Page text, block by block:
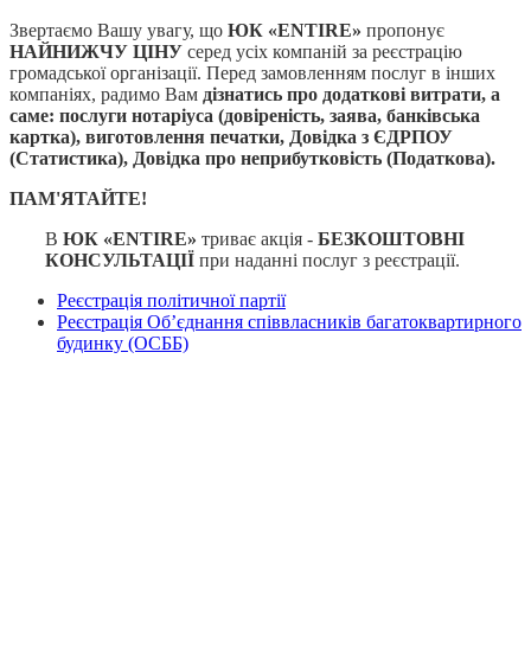
Звертаємо Вашу увагу, що ЮК «ENTIRE» пропонує
НАЙНИЖЧУ ЦІНУ серед усіх компаній за реєстрацію
громадської організації. Перед замовленням послуг в інших
компаніях, радимо Вам дізнатись про додаткові витрати, а
саме: послуги нотаріуса (довіреність, заява, банківська
картка), виготовлення печатки, Довідка з ЄДРПОУ
(Статистика), Довідка про неприбутковість (Податкова).
ПАМ'ЯТАЙТЕ!
В ЮК «ENTIRE» триває акція - БЕЗКОШТОВНІ
КОНСУЛЬТАЦІЇ при наданні послуг з реєстрації.
Реєстрація політичної партії
Реєстрація Об’єднання співвласників багатоквартирного
будинку (ОСББ)